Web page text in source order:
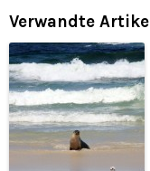
Verwandte Artikel